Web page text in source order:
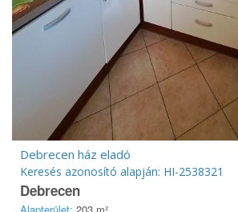
Debrecen ház eladó
Keresés azonosító alapján: HI-2538321
Debrecen